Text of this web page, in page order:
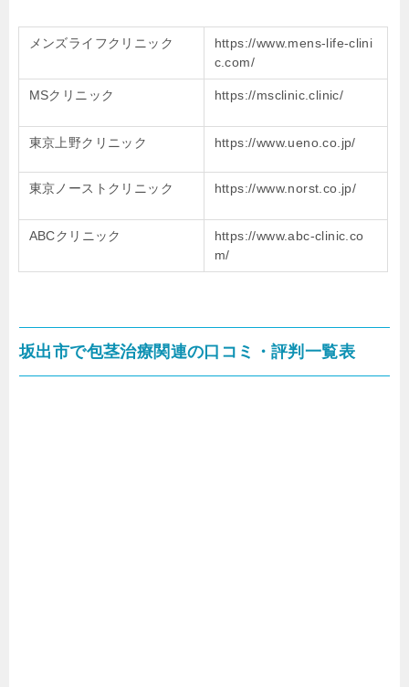
メンズライフクリニック
https://www.mens-life-clini
c.com/
MSクリニック https://msclinic.clinic/
東京上野クリニック https://www.ueno.co.jp/
東京ノーストクリニック https://www.norst.co.jp/
ABCクリニック
https://www.abc-clinic.co
m/
坂出市で包茎治療関連の口コミ・評判一覧表